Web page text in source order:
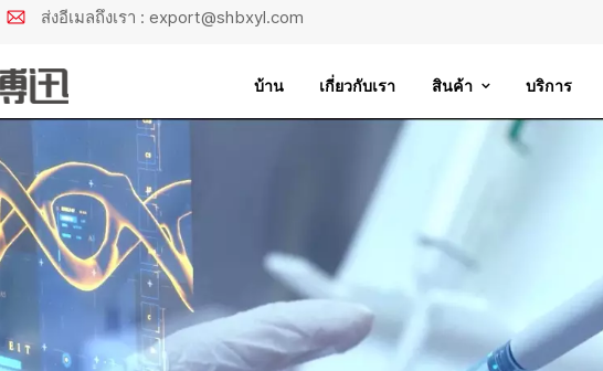
ส่งอีเมลถึงเรา : export@shbxyl.com
บ้าน เกี่ยวกับเรา สินค้า บริการ